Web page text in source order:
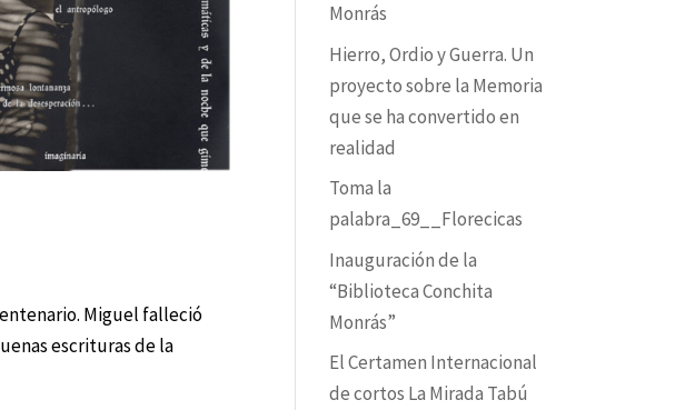
Miguel falleció
escrituras de la
Monrás
Hierro, Ordio y Guerra. Un
proyecto sobre la Memoria
que se ha convertido en
realidad
Toma la
palabra_69__Florecicas
Inauguración de la
“Biblioteca Conchita
Monrás”
El Certamen Internacional
de cortos La Mirada Tabú